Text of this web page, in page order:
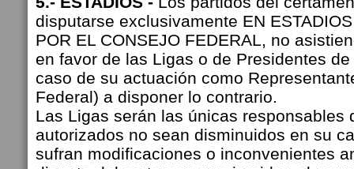
disputarse exclusivamente EN
POR EL CONSEJO FEDERAL, no
en favor de las Ligas o de Presidentes
caso de su actuación como
Federal) a disponer lo contrario.
Las Ligas serán las únicas responsables
autorizados no sean disminuidos en su
sufran modificaciones o inconvenientes